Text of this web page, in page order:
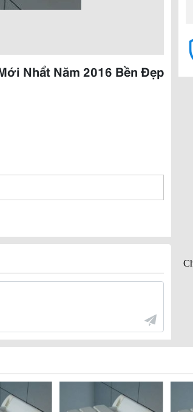
Nhẩt Năm 2016 Bền Đẹp